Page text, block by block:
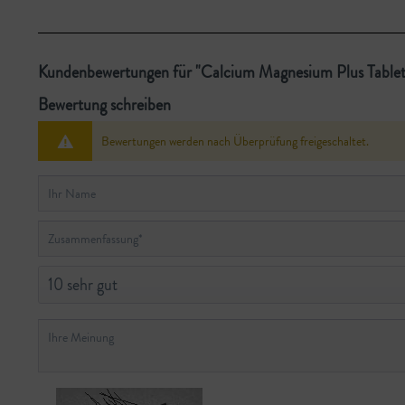
Kundenbewertungen für "Calcium Magnesium Plus
Bewertung schreiben
Bewertungen werden nach Überprüfung freigeschaltet.